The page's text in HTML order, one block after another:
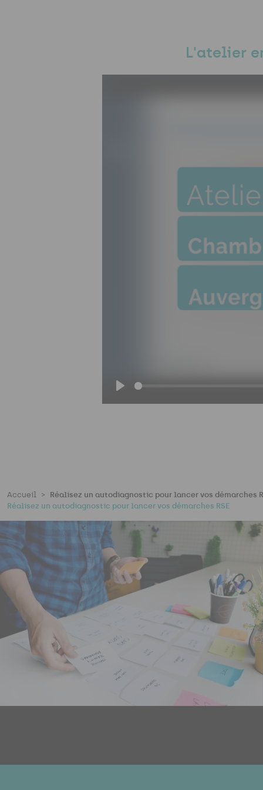
L'atelier
Accueil
Réalisez un autodiagnostic pour lancer vos démarches
Réalisez un autodiagnostic pour lancer vos démarches RSE